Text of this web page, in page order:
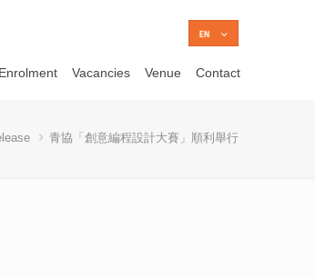
Enrolment Vacancies Venue Contact
青協「創意編程設計大賽」順利舉行